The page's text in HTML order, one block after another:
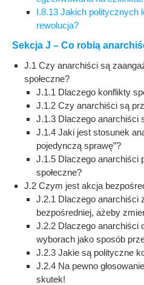
I.8.13 Jakich politycznych
rewolucja?
Sekcja J – Co robią
J.1 Czy anarchiści są
społeczne?
J.1.1 Dlaczego konflikty
J.1.2 Czy anarchiści są
J.1.3 Dlaczego anarchiści
J.1.4 Jaki jest stosunek
pojedynczą sprawę”?
J.1.5 Dlaczego anarchiści
społeczne?
J.2 Czym jest akcja
J.2.1 Dlaczego anarchiści
bezpośredniej, ażeby
J.2.2 Dlaczego anarchiści
wyborach jako sposób
J.2.3 Jakie są polityczne
J.2.4 Na pewno
skutek!